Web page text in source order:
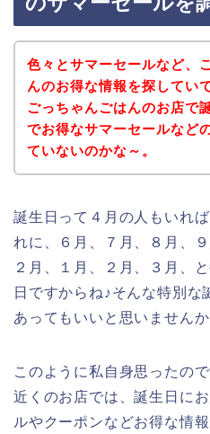
色々とサマーセールなど、
んのお得な情報を探してい
ごっちゃんごはんのお店で
でお得なサマーセールなど
ていないのかな～。
誕生日って４月の人もいれ
れに、６月、７月、８月、
２月、１月、２月、３月、
日ですからね♪そんな特別
あってもいいと思いませんか
このように私自身思ったの
近くのお店では、誕生日に
ルやクーポンなどお得な情